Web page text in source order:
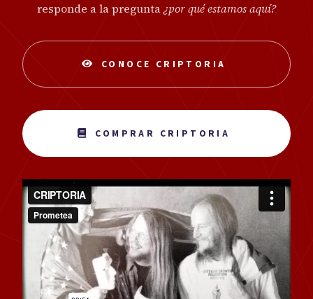
responde a la pregunta¿por qué estamos aquí?
CONOCE CRIPTORIA
COMPRAR CRIPTORIA